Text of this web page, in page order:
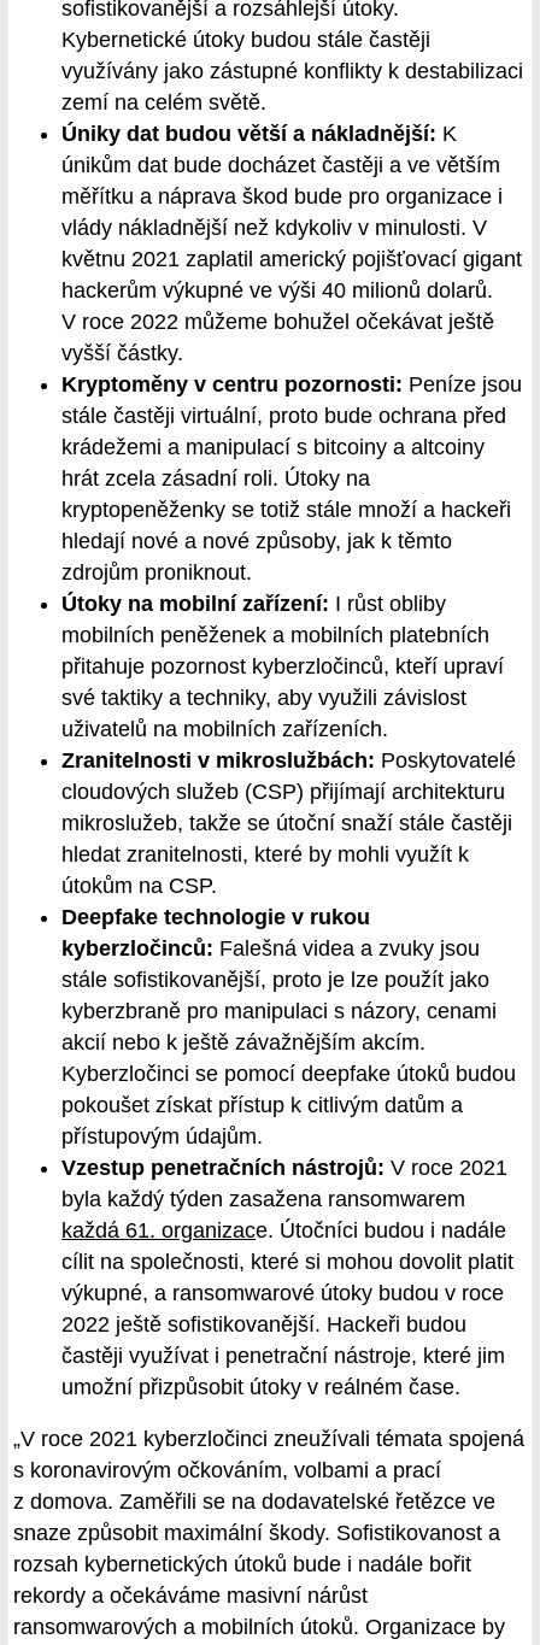
sofistikovanější a rozsáhlejší útoky.
Kybernetické útoky budou stále častěji
využívány jako zástupné konflikty k destabilizaci
zemí na celém světě.
Úniky dat budou větší a nákladnější: K
únikům dat bude docházet častěji a ve větším
měřítku a náprava škod bude pro organizace i
vlády nákladnější než kdykoliv v minulosti. V
květnu 2021 zaplatil americký pojišťovací gigant
hackerům výkupné ve výši 40 milionů dolarů.
V roce 2022 můžeme bohužel očekávat ještě
vyšší částky.
Kryptoměny v centru pozornosti: Peníze jsou
stále častěji virtuální, proto bude ochrana před
krádežemi a manipulací s bitcoiny a altcoiny
hrát zcela zásadní roli. Útoky na
kryptopeněženky se totiž stále množí a hackeři
hledají nové a nové způsoby, jak k těmto
zdrojům proniknout.
Útoky na mobilní zařízení: I růst obliby
mobilních peněženek a mobilních platebních
přitahuje pozornost kyberzločinců, kteří upraví
své taktiky a techniky, aby využili závislost
uživatelů na mobilních zařízeních.
Zranitelnosti v mikroslužbách: Poskytovatelé
cloudových služeb (CSP) přijímají architekturu
mikroslužeb, takže se útoční snaží stále častěji
hledat zranitelnosti, které by mohli využít k
útokům na CSP.
Deepfake technologie v rukou
kyberzločinců: Falešná videa a zvuky jsou
stále sofistikovanější, proto je lze použít jako
kyberzbraně pro manipulaci s názory, cenami
akcií nebo k ještě závažnějším akcím.
Kyberzločinci se pomocí deepfake útoků budou
pokoušet získat přístup k citlivým datům a
přístupovým údajům.
Vzestup penetračních nástrojů: V roce 2021
byla každý týden zasažena ransomwarem
každá 61. organizace. Útočníci budou i nadále
cílit na společnosti, které si mohou dovolit platit
výkupné, a ransomwarové útoky budou v roce
2022 ještě sofistikovanější. Hackeři budou
častěji využívat i penetrační nástroje, které jim
umožní přizpůsobit útoky v reálném čase.
„V roce 2021 kyberzločinci zneužívali témata spojená
s koronavirovým očkováním, volbami a prací
z domova. Zaměřili se na dodavatelské řetězce ve
snaze způsobit maximální škody. Sofistikovanost a
rozsah kybernetických útoků bude i nadále bořit
rekordy a očekáváme masivní nárůst
ransomwarových a mobilních útoků. Organizace by